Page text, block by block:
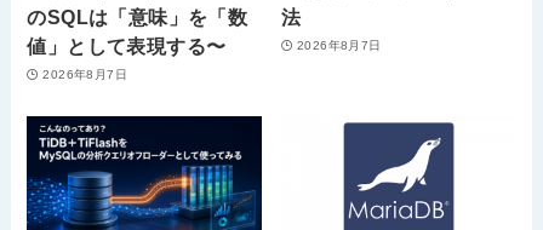
のSQLは「意味」を「数
値」として表現する〜
2026年8月7日
法
2026年8月7日